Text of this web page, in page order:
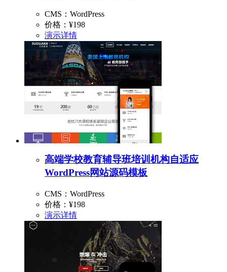
CMS：WordPress
价格： ¥198
演示详情
高端学校教育辅导班培训机构自适应
WordPress网站源码模板
CMS：WordPress
价格： ¥198
演示详情